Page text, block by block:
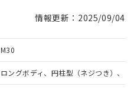
情報更新：2025/09/04
M30
ロングボディ、円柱型（ネジつき）、シ